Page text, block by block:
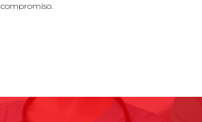
compromiso.